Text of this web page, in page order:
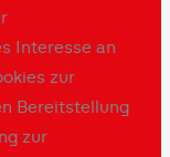
Interesse an
zur
Bereitstellung
zur